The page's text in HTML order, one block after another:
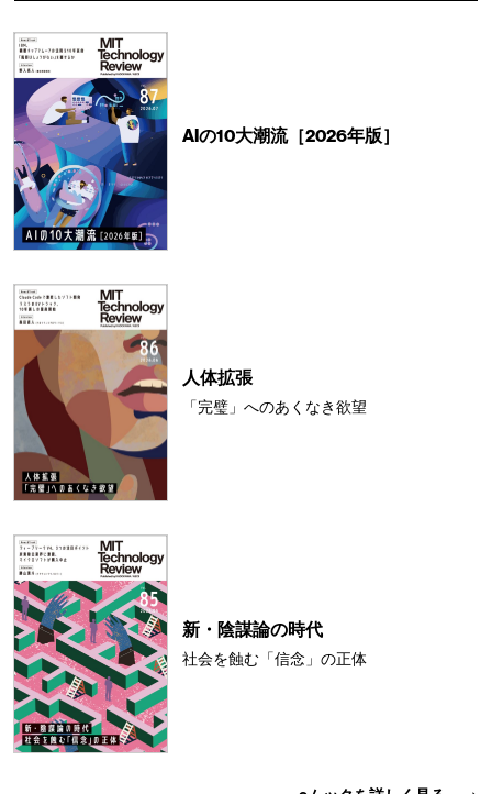
AIの10大潮流［2026年版］
人体拡張
「完璧」へのあくなき欲望
新・陰謀論の時代
社会を蝕む「信念」の正体